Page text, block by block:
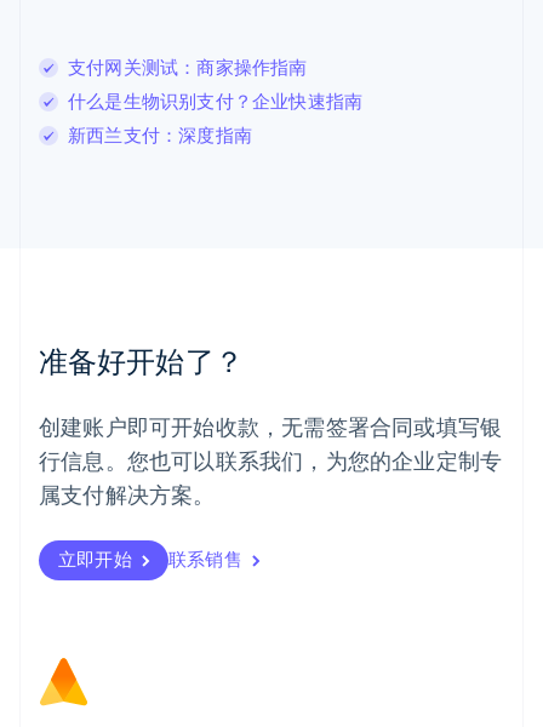
支付网关测试：商家操作指南
什么是生物识别支付？企业快速指南
新西兰支付：深度指南
准备好开始了？
创建账户即可开始收款，无需签署合同或填写银
行信息。您也可以联系我们，为您的企业定制专
属支付解决方案。
立即开始 联系销售
卢森堡
罗马尼亚
English
挪威
葡萄牙
Português English
日本
日本語English
瑞典
瑞士
DeutschFrançais
English
斯洛文尼亚